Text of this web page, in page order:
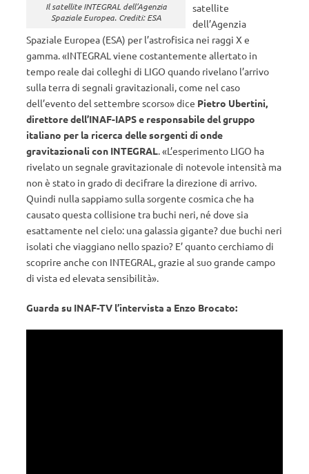
Il satellite INTEGRAL dell’Agenzia
Spaziale Europea. Crediti: ESA
satellite
dell’Agenzia
Spaziale Europea (ESA) per l’astrofisica nei raggi X e
gamma. «INTEGRAL viene costantemente allertato in
tempo reale dai colleghi di LIGO quando rivelano l’arrivo
sulla terra di segnali gravitazionali, come nel caso
dell’evento del settembre scorso» dice Pietro Ubertini,
direttore dell’INAF-IAPS e responsabile del gruppo
italiano per la ricerca delle sorgenti di onde
gravitazionali con INTEGRAL. «L’esperimento LIGO ha
rivelato un segnale gravitazionale di notevole intensità ma
non è stato in grado di decifrare la direzione di arrivo.
Quindi nulla sappiamo sulla sorgente cosmica che ha
causato questa collisione tra buchi neri, né dove sia
esattamente nel cielo: una galassia gigante? due buchi neri
isolati che viaggiano nello spazio? E’ quanto cerchiamo di
scoprire anche con INTEGRAL, grazie al suo grande campo
di vista ed elevata sensibilità».
Guarda su INAF-TV l’intervista a Enzo Brocato: